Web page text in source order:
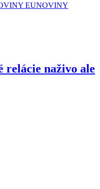
EUNOVINY
relácie naživo ale